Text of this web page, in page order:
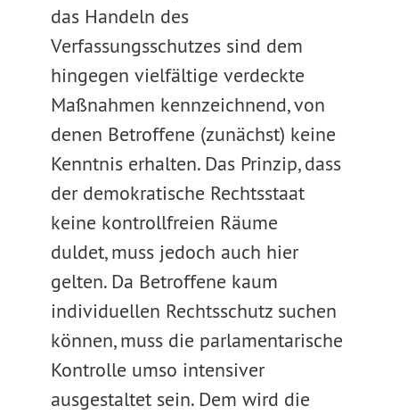
das Handeln des
Verfassungsschutzes sind dem
hingegen vielfältige verdeckte
Maßnahmen kennzeichnend, von
denen Betroffene (zunächst) keine
Kenntnis erhalten. Das Prinzip, dass
der demokratische Rechtsstaat
keine kontrollfreien Räume
duldet, muss jedoch auch hier
gelten. Da Betroffene kaum
individuellen Rechtsschutz suchen
können, muss die parlamentarische
Kontrolle umso intensiver
ausgestaltet sein. Dem wird die